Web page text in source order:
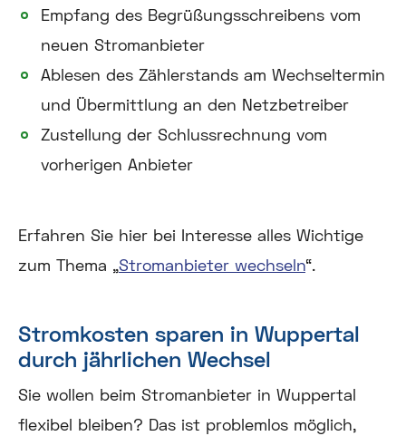
Empfang des Begrüßungsschreibens vom
neuen Stromanbieter
Ablesen des Zählerstands am Wechseltermin
und Übermittlung an den Netzbetreiber
Zustellung der Schlussrechnung vom
vorherigen Anbieter
Erfahren Sie hier bei Interesse alles Wichtige
zum Thema „Stromanbieter wechseln“.
Stromkosten sparen in Wuppertal
durch jährlichen Wechsel
Sie wollen beim Stromanbieter in Wuppertal
flexibel bleiben? Das ist problemlos möglich,